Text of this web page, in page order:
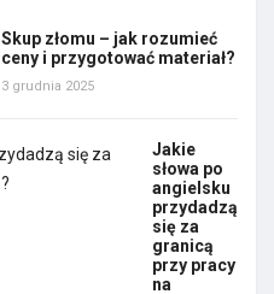
Skup złomu – jak rozumieć
ceny i przygotować materiał?
3 grudnia 2025
Jakie
słowa po
angielsku
przydadzą
się za
granicą
przy pracy
na